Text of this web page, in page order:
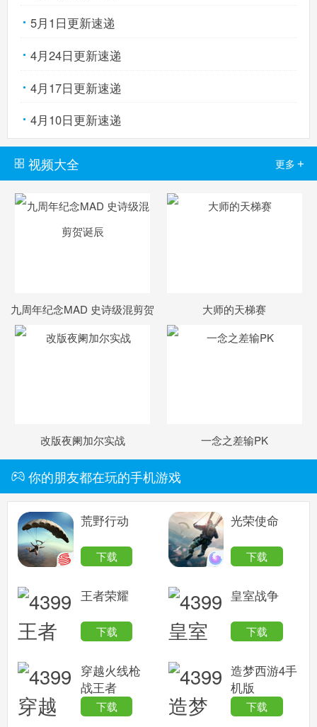
索 游
5月1日更新速递
4月24日更新速递
4月17日更新速递
4月10日更新速递
视频大全 更多 +
九周年纪念MAD 史诗级混剪贺
诞辰
大师的天梯赛
改版夜阑加尔实战 一念之差输PK
你的朋友都在玩的手机游戏
荒野行动
下载
光荣使命
下载
王者荣耀
下载
皇室战争
下载
穿越火线枪
战王者
下载
造梦西游4手
机版
下载